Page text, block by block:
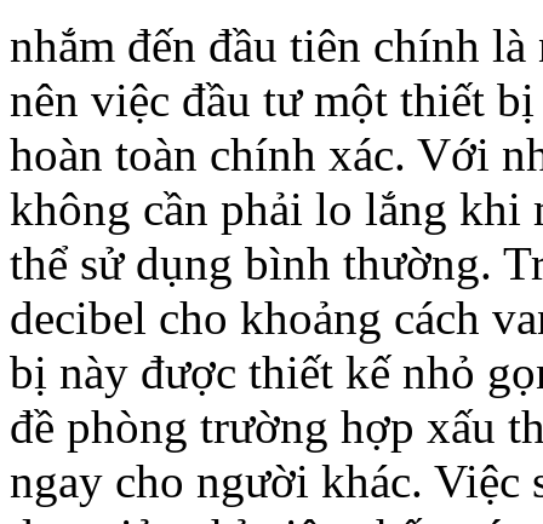
nhắm đến đầu tiên chính
nên việc đầu tư một thiết bị
hoàn toàn chính xác. Với
không cần phải lo lắng khi
thể sử dụng bình thường.
decibel cho khoảng cách
bị này được thiết kế nhỏ
đề phòng trường hợp xấu
ngay cho người khác.